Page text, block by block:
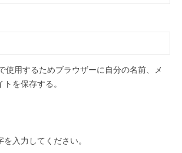
使用するためブラウザーに自分の名前、メ
を保存する。
入力してください。